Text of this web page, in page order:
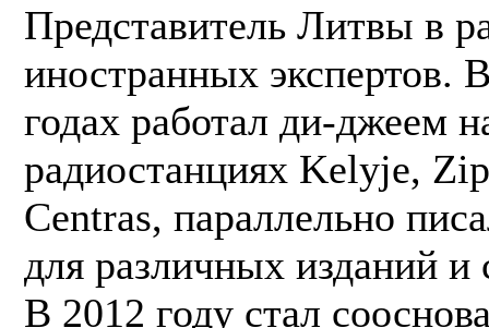
Представитель Литвы в
иностранных экспертов.
годах работал ди-джеем
радиостанциях Kelyje,
Centras, параллельно
для различных изданий и
В 2012 году стал